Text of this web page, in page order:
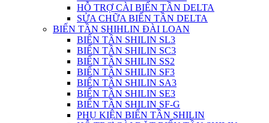
HỖ TRỢ CÀI BIẾN TẦN DELTA
SỬA CHỮA BIẾN TẦN DELTA
BIẾN TẦN SHIHLIN ĐÀI LOAN
BIẾN TẦN SHILIN SL3
BIẾN TẦN SHILIN SC3
BIẾN TẦN SHILIN SS2
BIẾN TẦN SHILIN SF3
BIẾN TẦN SHILIN SA3
BIẾN TẦN SHILIN SE3
BIẾN TẦN SHILIN SF-G
PHỤ KIỆN BIẾN TẦN SHILIN